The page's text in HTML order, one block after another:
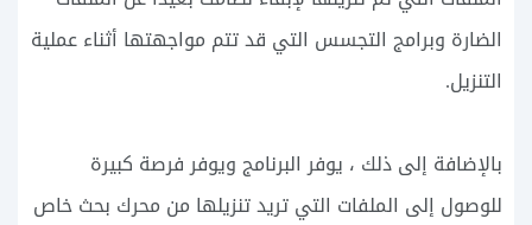
الضارة وبرامج التجسس التي قد تتم مواجهتها أثناء عملية
التنزيل.
بالإضافة إلى ذلك ، يوفر البرنامج ويوفر فرصة كبيرة
للوصول إلى الملفات التي تريد تنزيلها من محرك بحث خاص